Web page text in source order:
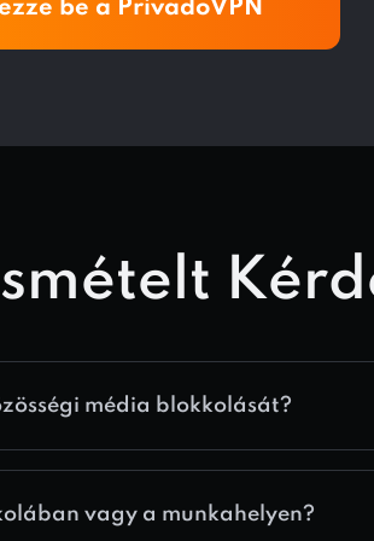
be a PrivadoVPN
média blokkolását?
vagy a munkahelyen?